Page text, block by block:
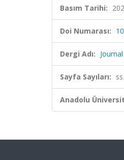
Basım Tarihi:
Doi Numarası:
Dergi Adı:
Sayfa Sayıları:
Anadolu